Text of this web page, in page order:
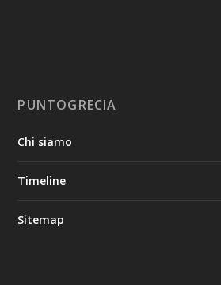
PUNTOGRECIA
Chi siamo
Timeline
Sitemap